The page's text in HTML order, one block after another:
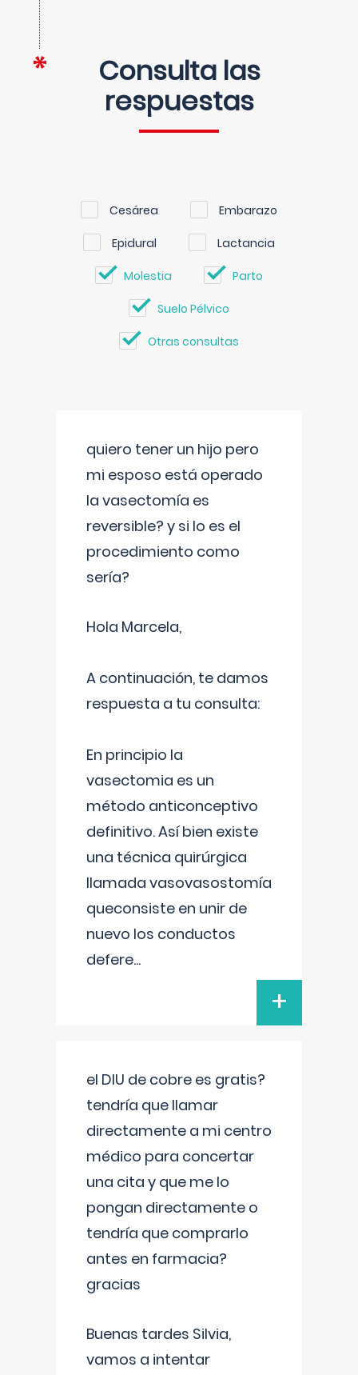
Consulta las
respuestas
Cesárea Embarazo
Epidural Lactancia
Molestia Parto
Suelo Pélvico
Otras consultas
quiero tener un hijo pero
mi esposo está operado
la vasectomía es
reversible? y si lo es el
procedimiento como
sería?
Hola Marcela,
A continuación, te damos
respuesta a tu consulta:
En principio la
vasectomia es un
método anticonceptivo
definitivo. Así bien existe
una técnica quirúrgica
llamada vasovasostomía
queconsiste en unir de
nuevo los conductos
defere...
+
el DIU de cobre es gratis?
tendría que llamar
directamente a mi centro
médico para concertar
una cita y que me lo
pongan directamente o
tendría que comprarlo
antes en farmacia?
gracias
Buenas tardes Silvia,
vamos a intentar